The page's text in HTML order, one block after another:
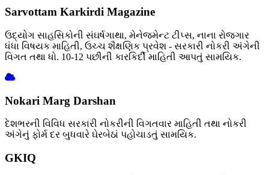
Sarvottam Karkirdi Magazine
ઉદ્યોગ સાહસિકોની સંઘર્ષગાથા, મેનેજમેન્ટ ટીપ્સ, નાના રોજગાર
ધંધા વિષયક માહિતી, ઉચ્ચ શૈક્ષણિક પ્રવેશ - સરકારી નોકરી અંગેની
વિગત તથા ધો. 10-12 પછીની કારકિર્દી માહિતી આપતું સામયિક.
Nokari Marg Darshan
દેશભરની વિવિધ સરકારી નોકરીની વિગતવાર માહિતી તથા નોકરી
અંગેનું ફોર્મ દર બુધવારે ઘેરબેઠાં પહોચાડતું સામયિક.
GKIQ